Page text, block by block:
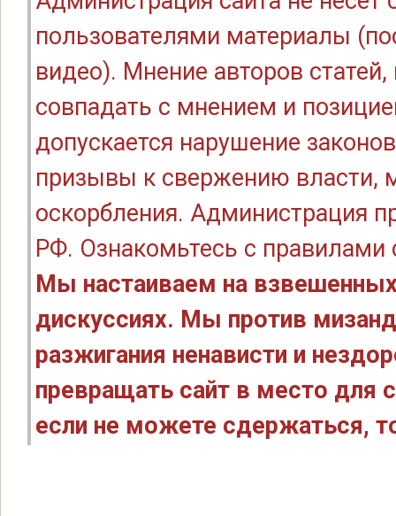
пользователями материалы
видео). Мнение авторов
совпадать с мнением и
допускается нарушение
призывы к свержению власти,
оскорбления. Администрация
РФ. Ознакомьтесь с правилами
Мы настаиваем на
дискуссиях. Мы против
разжигания ненависти и
превращать сайт в место для
если не можете сдержаться,